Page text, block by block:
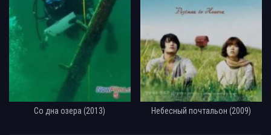
Со дна озера (2013) Небесный почтальон (2009)